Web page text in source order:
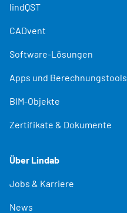
lindQST
CADvent
Software-Lösungen
Apps und Berechnungstools
BIM-Objekte
Zertifikate & Dokumente
Über Lindab
Jobs & Karriere
News